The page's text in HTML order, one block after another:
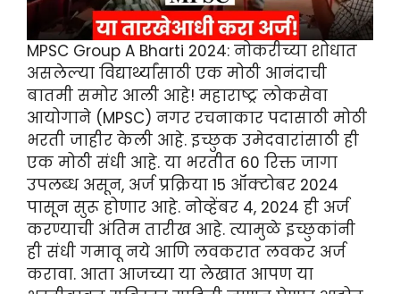
MPSC Group A Bharti 2024: नोकरीच्या शोधात
असलेल्या विद्यार्थ्यांसाठी एक मोठी आनंदाची
बातमी समोर आली आहे! महाराष्ट्र लोकसेवा
आयोगाने (MPSC) नगर रचनाकार पदासाठी मोठी
भरती जाहीर केली आहे. इच्छुक उमेदवारांसाठी ही
एक मोठी संधी आहे. या भरतीत 60 रिक्त जागा
उपलब्ध असून, अर्ज प्रक्रिया 15 ऑक्टोबर 2024
पासून सुरू होणार आहे. नोव्हेंबर 4, 2024 ही अर्ज
करण्याची अंतिम तारीख आहे. त्यामुळे इच्छुकांनी
ही संधी गमावू नये आणि लवकरात लवकर अर्ज
करावा. आता आजच्या या लेखात आपण या